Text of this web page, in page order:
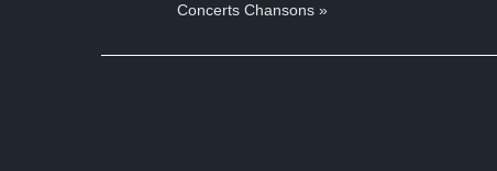
Concerts Chansons »